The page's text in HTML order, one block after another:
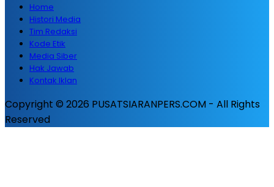
Home
Histori Media
Tim Redaksi
Kode Etik
Media Siber
Hak Jawab
Kontak Iklan
Copyright © 2026 PUSATSIARANPERS.COM - All Rights
Reserved